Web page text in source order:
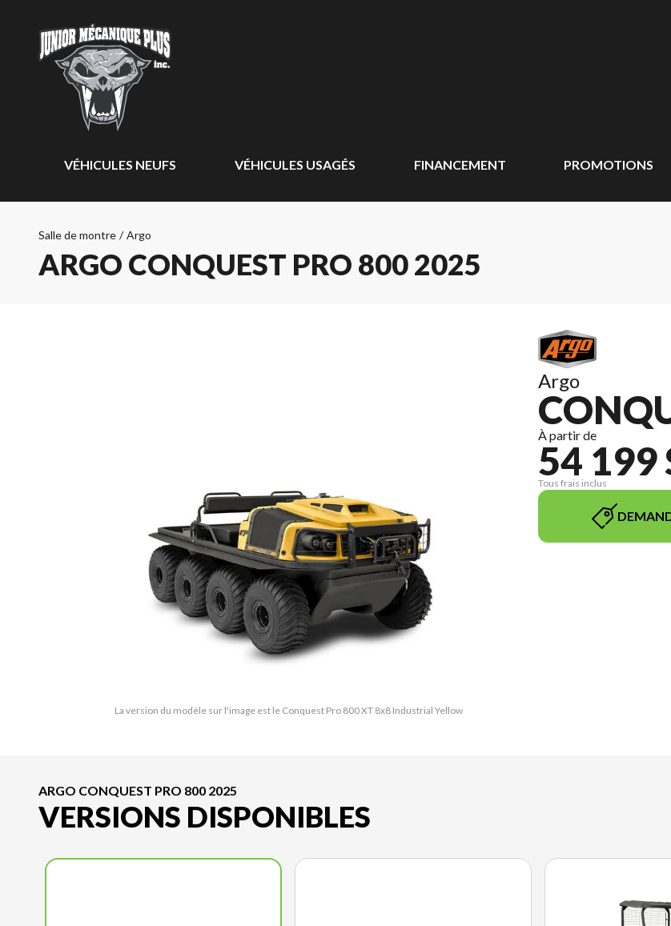
VÉHICULES NEUFS VÉHICULES USAGÉS FINANCEMENT PROMOTIONS
Salle de montre / Argo
ARGO CONQUEST PRO 800 2025
La version du modèle sur l'image est le Conquest Pro 800 XT 8x8 Industrial Yellow
Argo
À partir de
54 199
Tous frais inclus
ARGO CONQUEST PRO 800 2025
VERSIONS DISPONIBLES